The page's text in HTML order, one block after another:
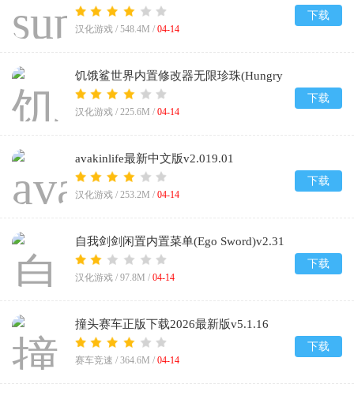
汉化游戏 / 548.4M / 04-14
下载
饥饿鲨世界内置修改器无限珍珠(Hungry
Shark)v7.7.1
汉化游戏 / 225.6M / 04-14
下载
avakinlife最新中文版v2.019.01
汉化游戏 / 253.2M / 04-14
下载
自我剑剑闲置内置菜单(Ego Sword)v2.31
汉化游戏 / 97.8M / 04-14
下载
撞头赛车正版下载2026最新版v5.1.16
赛车竞速 / 364.6M / 04-14
下载